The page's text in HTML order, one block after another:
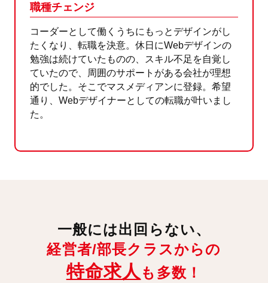
職種チェンジ
コーダーとして働くうちにもっとデザインがし
たくなり、転職を決意。休日にWebデザインの
勉強は続けていたものの、スキル不足を自覚し
ていたので、周囲のサポートがある会社が理想
的でした。そこでマスメディアンに登録。希望
通り、Webデザイナーとしての転職が叶いまし
た。
一般には出回らない、
経営者/部長クラスからの
特命求人 も多数！